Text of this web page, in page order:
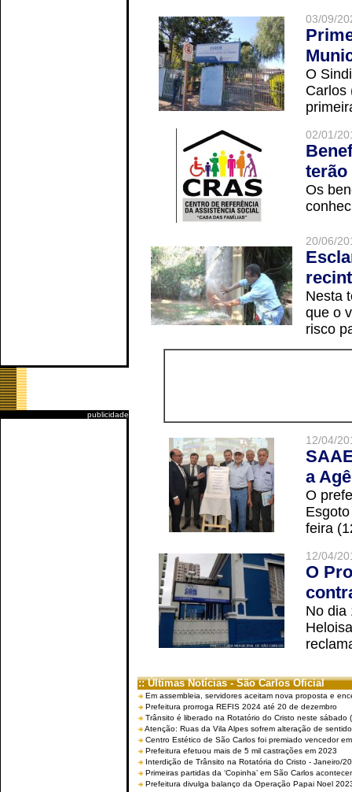
publicidade
03/09/
O
Carlos
02/01/
terão
Os
20/06/
Nesta
que o
risco
12/04/
a
O
feira
12/04/
O
No dia
:: Últimas Notícias - São Carlos Oficial
Em assembleia, servidores aceitam nova proposta e
Prefeitura prorroga REFIS 2024 até 20 de dezembro
Trânsito é liberado na Rotatório do Cristo neste sábado
Atenção: Ruas da Vila Alpes sofrem alteração de
Centro Estético de São Carlos foi premiado vencedor
Prefeitura efetuou mais de 5 mil castrações em 2023
Interdição de Trânsito na Rotatória do Cristo - Janeiro/
Primeiras partidas da ‘Copinha’ em São Carlos
Prefeitura divulga balanço da Operação Papai Noel